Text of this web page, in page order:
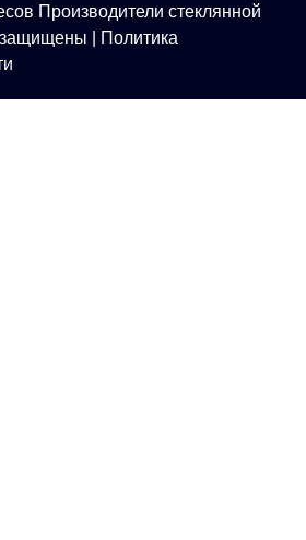
Производители стеклянной
защищены |
Политика